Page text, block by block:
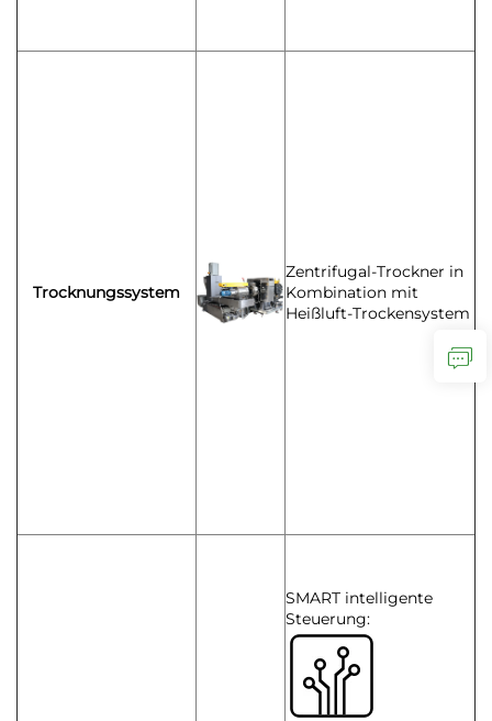
Trocknungssystem
Zentrifugal-Trockner in
Kombination mit
Heißluft-Trockensystem
SMART intelligente
Steuerung: